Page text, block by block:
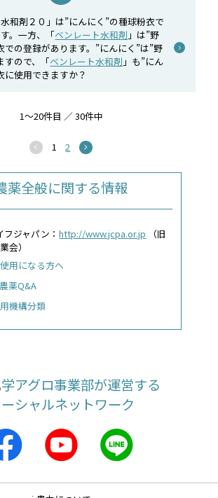
水和剤２０」は”にんにく”の種球粉衣で
。一方、「ベンレート水和剤 」は”野
での登録があります。”にんにく”は”野
すので、「ベンレート水和剤 」も”にん
に使用できますか？
1～20件目 ／ 30件中
1 2
薬全般に関する情報
フジャパン：http://www.jcpa.or.jp （旧
会）
用になる方へ
薬Q&A
機構分類
アグロ事業部が運営する
シャルネットワーク